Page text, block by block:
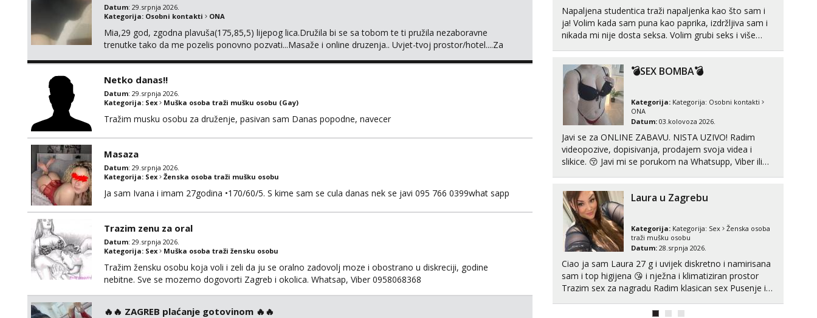
Datum: 29.srpnja 2026.
Kategorija: Osobni kontakti ONA
Mia,29 god, zgodna plavuša(175,85,5) lijepog lica.Družila bi se sa tobom te ti pružila nezaboravne
trenutke tako da me pozelis ponovno pozvati...Masaže i online druzenja.. Uvjet-tvoj prostor/hotel....Za
Netko danas!!
Datum: 29.srpnja 2026.
Kategorija: Sex Muška osoba traži mušku osobu (Gay)
Tražim musku osobu za druženje, pasivan sam Danas popodne, navecer
Masaza
Datum: 29.srpnja 2026.
Kategorija: Sex Ženska osoba traži mušku osobu
Ja sam Ivana i imam 27godina •170/60/5. S kime sam se cula danas nek se javi 095 766 0399what sapp
Trazim zenu za oral
Datum: 29.srpnja 2026.
Kategorija: Sex Muška osoba traži žensku osobu
Tražim žensku osobu koja voli i zeli da ju se oralno zadovolj moze i obostrano u diskreciji, godine
nebitne. Sve se mozemo dogovorti Zagreb i okolica. Whatsap, Viber 0958068368
🔥🔥 ZAGREB plaćanje gotovinom 🔥🔥
Napaljena studentica traži napaljenka kao što sam i
ja! Volim kada sam puna kao paprika, izdržljiva sam i
nikada mi nije dosta seksa. Volim grubi seks i više
cekam te!
💣SEX BOMBA💣
Kategorija: Kategorija: Osobni kontakti
ONA
Datum: 03.kolovoza 2026.
Javi se za ONLINE ZABAVU. NISTA UZIVO! Radim
videopozive, dopisivanja, prodajem svoja videa i
slikice. 😚 Javi mi se porukom na Whatsupp, Viber ili
Laura u Zagrebu
Kategorija: Kategorija: Sex
Ženska osoba
traži mušku osobu
Datum: 28.srpnja 2026.
Ciao ja sam Laura 27 g i uvijek diskretno i namirisana
sam i top higijena 😘 i nježna i klimatiziran prostor
Trazim sex za nagradu Radim klasican sex Pusenje i